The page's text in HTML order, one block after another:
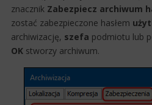
znacznik Zabezpiecz archiwum
zostać zabezpieczone hasłem
archiwizację, szefa podmiotu lub
OK stworzy archiwum.